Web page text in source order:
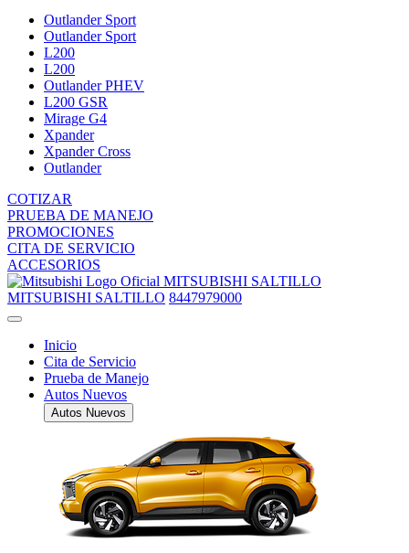
Outlander Sport
Outlander Sport
L200
L200
Outlander PHEV
L200 GSR
Mirage G4
Xpander
Xpander Cross
Outlander
COTIZAR
PRUEBA DE MANEJO
PROMOCIONES
CITA DE SERVICIO
ACCESORIOS
MITSUBISHI SALTILLO
MITSUBISHI SALTILLO 8447979000
Inicio
Cita de Servicio
Prueba de Manejo
Autos Nuevos
Autos Nuevos